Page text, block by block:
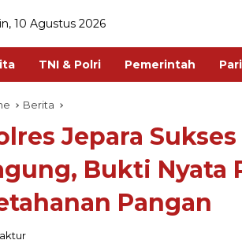
10 Agustus 2026
TNI & Polri Pemerintah
Berita
Jepara
Bukti Nyata
Pangan